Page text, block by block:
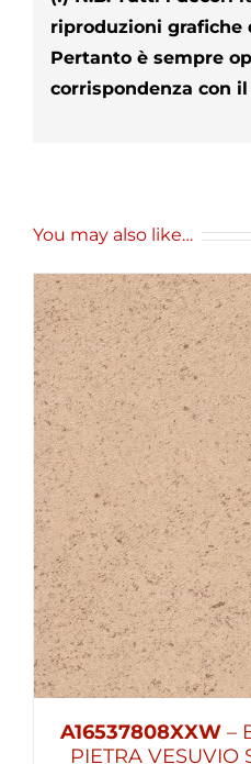
riproduzioni grafiche
Pertanto è sempre
corrispondenza con
You may also like…
A16537808XXW –
PIETRA